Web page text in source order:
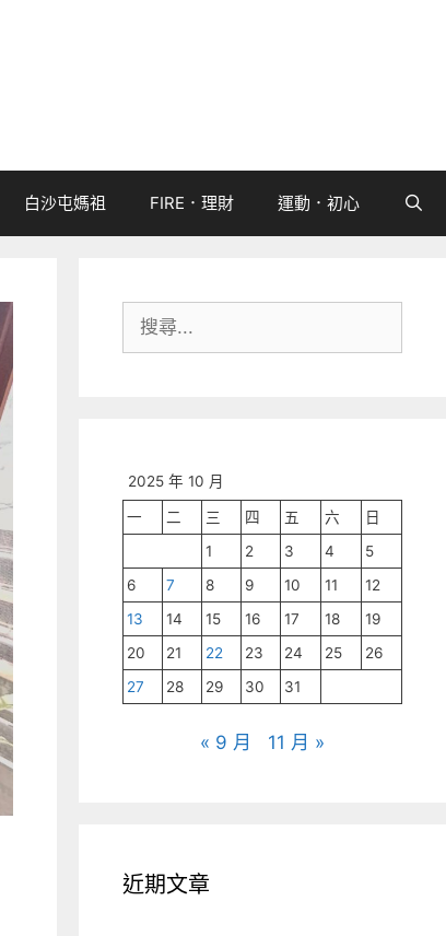
白沙屯媽祖 FIRE．理財 運動．初心
尋:
2025 年 10 月
一 二 三 四 五 六
日
1
2 3 4
5
6
7 8 9 10 11
12
13
14 15 16 17 18
19
20
21 22 23 24 25
26
27
28 29 30 31
« 9 月 11 月 »
近期文章